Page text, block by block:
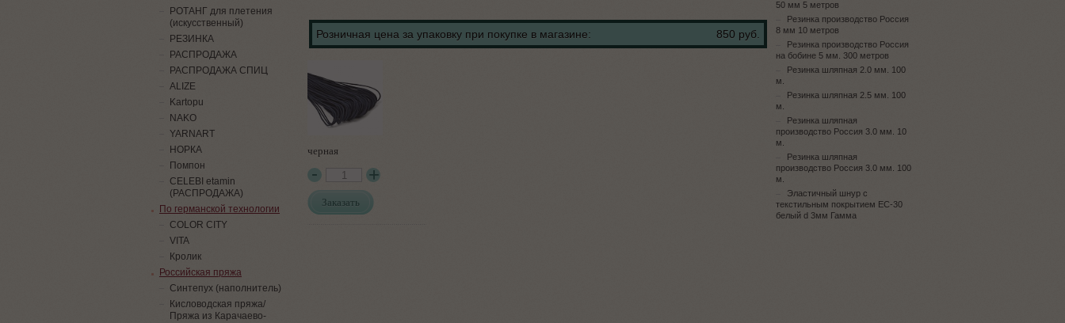
Розничная цена за упаковку при покупке в магазине: 850 руб.
черная
Заказать
РОТАНГ для плетения
(искусственный)
PЕЗИНКА
РАСПРОДАЖА
РАСПРОДАЖА СПИЦ
ALIZE
Kartopu
NAKO
YARNART
НОРКА
Помпон
СELEBI etamin
(РАСПРОДАЖА)
По германской технологии
COLOR CITY
VITA
Кролик
Российская пряжа
Синтепух (наполнитель)
Кисловодская пряжа/
Пряжа из Карачаево-
50 мм 5 метров
Резинка производство Россия
8 мм 10 метров
Резинка производство Россия
на бобине 5 мм. 300 метров
Резинка шляпная 2.0 мм. 100
м.
Резинка шляпная 2.5 мм. 100
м.
Резинка шляпная
производство Россия 3.0 мм. 10
м.
Резинка шляпная
производство Россия 3.0 мм. 100
м.
Эластичный шнур с
текстильным покрытием ЕС-30
белый d 3мм Гамма